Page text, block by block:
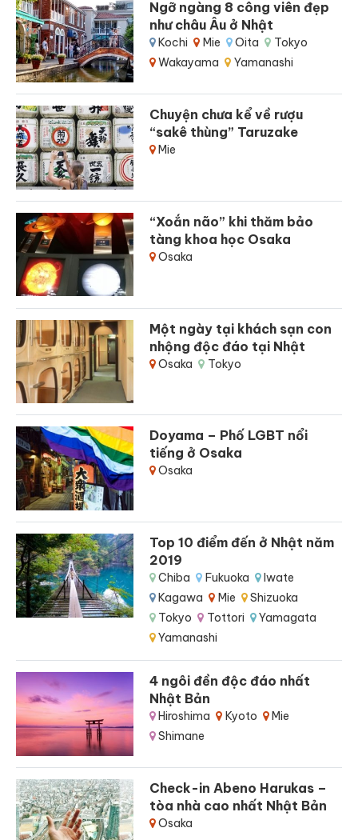
Ngỡ ngàng 8 công viên đẹp
như châu Âu ở Nhật
Kochi Mie Oita
Tokyo
Wakayama
Yamanashi
Chuyện chưa kể về rượu
“sakê thùng” Taruzake
Mie
“Xoắn não” khi thăm bảo
tàng khoa học Osaka
Osaka
Một ngày tại khách sạn con
nhộng độc đáo tại Nhật
Osaka Tokyo
Doyama – Phố LGBT nổi
tiếng ở Osaka
Osaka
Top 10 điểm đến ở Nhật năm
2019
Chiba Fukuoka
Iwate
Kagawa
Mie
Shizuoka
Tokyo
Tottori
Yamagata
Yamanashi
4 ngôi đền độc đáo nhất
Nhật Bản
Hiroshima Kyoto
Mie
Shimane
Check-in Abeno Harukas –
tòa nhà cao nhất Nhật Bản
Osaka